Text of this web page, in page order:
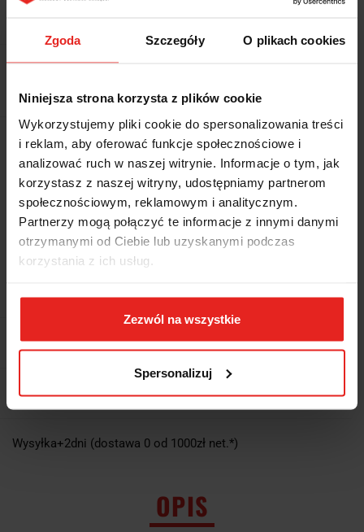
Zgoda Szczegóły O plikach cookies
Niniejsza strona korzysta z plików cookie
Wykorzystujemy pliki cookie do spersonalizowania treści
i reklam, aby oferować funkcje społecznościowe i
analizować ruch w naszej witrynie. Informacje o tym, jak
korzystasz z naszej witryny, udostępniamy partnerom
społecznościowym, reklamowym i analitycznym.
Partnerzy mogą połączyć te informacje z innymi danymi
otrzymanymi od Ciebie lub uzyskanymi podczas
korzystania z ich usług.
Zezwól na wszystkie
Spersonalizuj
Symbol:
11.10
11.10
Ilość w opakowaniu 25 szt.
Wysyłka w ciągu
Z magazynu producenta (3-5 dni
roboczych)
Cena przesyłki 210
Dostępność
Pobierz produkt do PDF
EAN 4007220162606
Wysyłka+2dni (dostawa 0 od 1000zł net.*)
OPIS